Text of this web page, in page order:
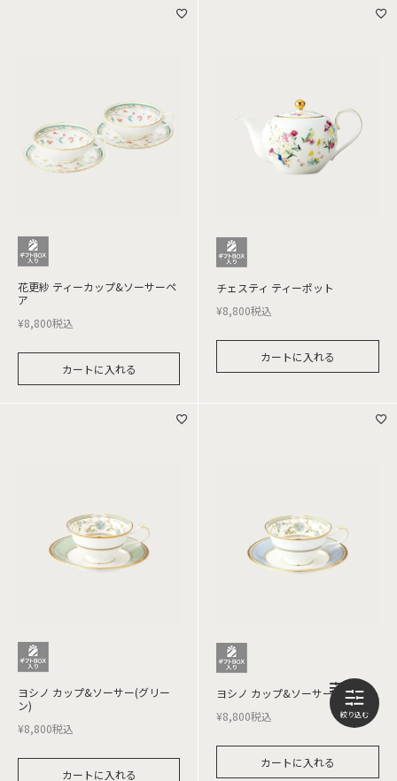
花更紗 ティーカップ&ソーサーペ
ア
¥8,800税込
カートに入れる
チェスティ ティーポット
¥8,800税込
カートに入れる
ヨシノ カップ&ソーサー(グリー
ン)
¥8,800税込
カートに入れる
ヨシノ カップ&ソーサー(グレー)
¥8,800税込
カートに入れる